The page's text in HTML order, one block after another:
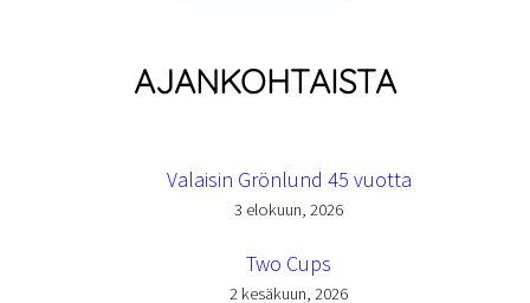
AJANKOHTAISTA
Valaisin Grönlund 45 vuotta
3 elokuun, 2026
Two Cups
2 kesäkuun, 2026